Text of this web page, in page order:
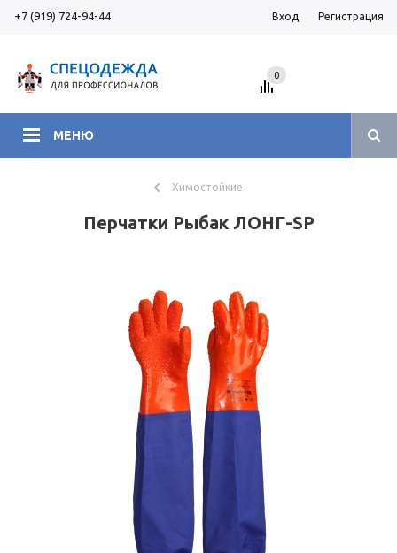
+7 (919) 724-94-44 Вход Регистрация
МЕНЮ
0
Химостойкие
Перчатки Рыбак ЛОНГ-SP